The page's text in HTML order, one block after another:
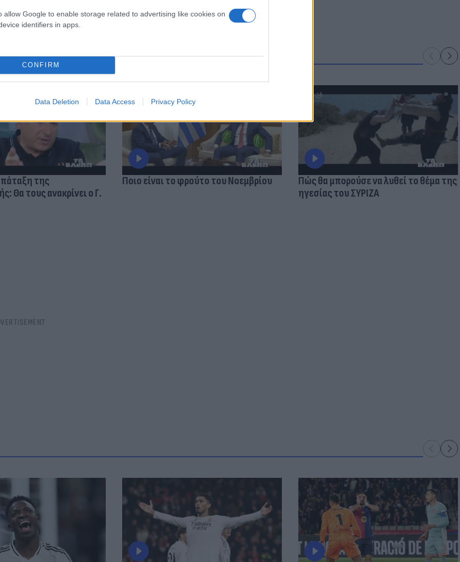
allow Google to enable storage related to advertising like cookies on
identifiers in apps.
CONFIRM
Data Deletion Data Access Privacy Policy
της
Θα τους ανακρίνει ο Γ.
Ποιο είναι το φρούτο του Νοεμβρίου
Πώς θα μπορούσε να λυθεί το θέμα της
ηγεσίας του ΣΥΡΙΖΑ